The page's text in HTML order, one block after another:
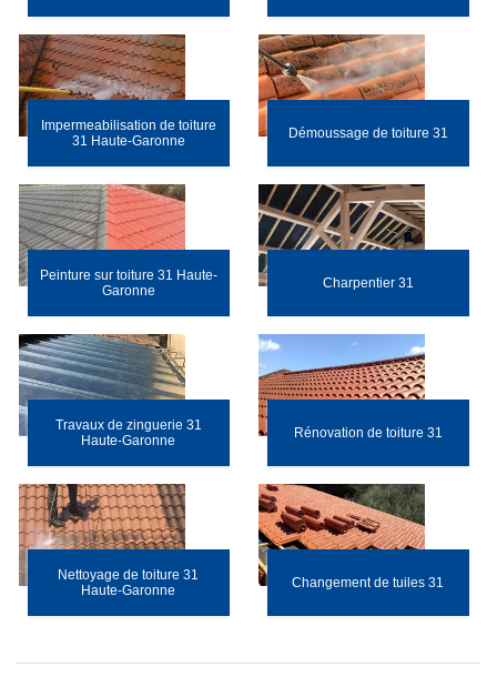
Impermeabilisation de toiture
31 Haute-Garonne
Démoussage de toiture 31
Peinture sur toiture 31 Haute-
Garonne
Charpentier 31
Travaux de zinguerie 31
Haute-Garonne
Rénovation de toiture 31
Nettoyage de toiture 31
Haute-Garonne
Changement de tuiles 31